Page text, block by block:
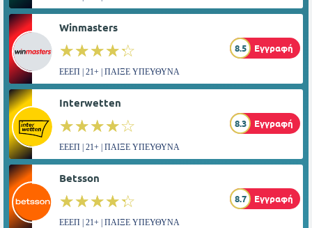
Winmasters
☆☆☆☆☆
★★★★★ 8.5 Εγγραφή
ΕΕΕΠ | 21+ | ΠΑΙΞΕ ΥΠΕΥΘΥΝΑ
Interwetten
☆☆☆☆☆
★★★★★ 8.3 Εγγραφή
ΕΕΕΠ | 21+ | ΠΑΙΞΕ ΥΠΕΥΘΥΝΑ
Betsson
☆☆☆☆☆
★★★★★ 8.7 Εγγραφή
ΕΕΕΠ | 21+ | ΠΑΙΞΕ ΥΠΕΥΘΥΝΑ